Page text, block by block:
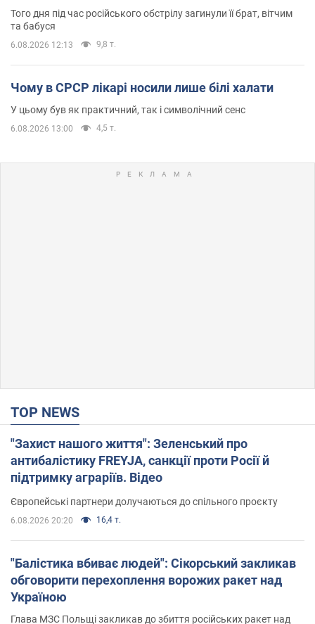
Того дня під час російського обстрілу загинули її брат, вітчим
та бабуся
6.08.2026 12:13 9,8 т.
Чому в СРСР лікарі носили лише білі халати
У цьому був як практичний, так і символічний сенс
6.08.2026 13:00 4,5 т.
TOP NEWS
"Захист нашого життя": Зеленський про
антибалістику FREYJA, санкції проти Росії й
підтримку аграріїв. Відео
Європейські партнери долучаються до спільного проєкту
6.08.2026 20:20 16,4 т.
"Балістика вбиває людей": Сікорський закликав
обговорити перехоплення ворожих ракет над
Україною
Глава МЗС Польщі закликав до збиття російських ракет над